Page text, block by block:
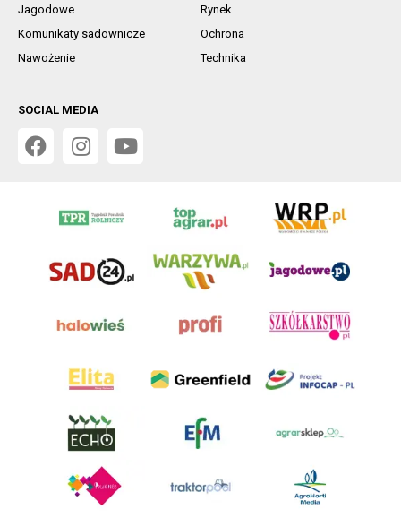
Jagodowe
Rynek
Komunikaty sadownicze
Ochrona
Nawożenie
Technika
SOCIAL MEDIA